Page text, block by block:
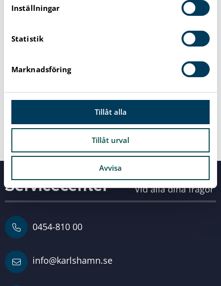
Inställningar
Statistik
Marknadsföring
Tillåt alla
Tillåt urval
Avvisa
4. Lokala föreskrifter
5. Avgifter och taxor
6. Bidrag, stipendier och donationsfonder
7. Styrdokument
8. Övrigt
Servicecenter Vid alla dina frågor
0454-810 00
info@karlshamn.se